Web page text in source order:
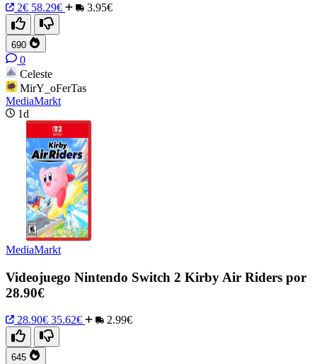
2€ 58.29€ 3.95€
690
0
Celeste
MirY_oFerTas
MediaMarkt
1d
MediaMarkt
Videojuego Nintendo Switch 2 Kirby Air Riders por
28.90€
28.90€ 35.62€ 2.99€
645